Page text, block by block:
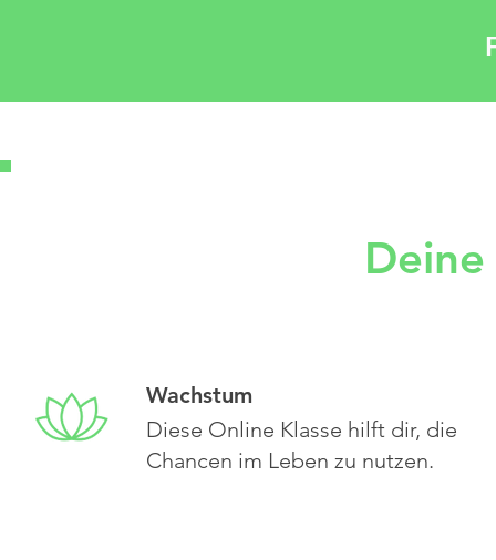
Wachstum
​​Diese Online Klasse hilft dir, die
Chancen im Leben zu nutzen.